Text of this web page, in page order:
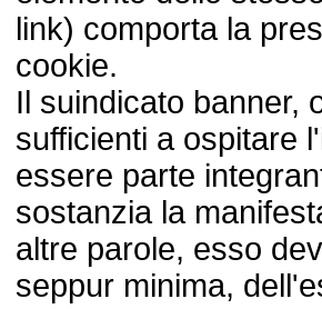
link) comporta la
cookie.
Il suindicato banner,
sufficienti a ospitare
essere parte
sostanzia la
altre parole, esso
seppur minima,